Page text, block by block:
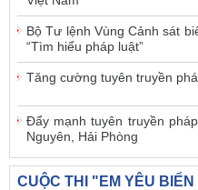
Bộ Tư lệnh Vùng Cảnh sát
“Tìm hiểu pháp luật”
Tăng cường tuyên truyền
Đẩy mạnh tuyên truyền
Nguyên, Hải Phòng
CUỘC THI "EM YÊU